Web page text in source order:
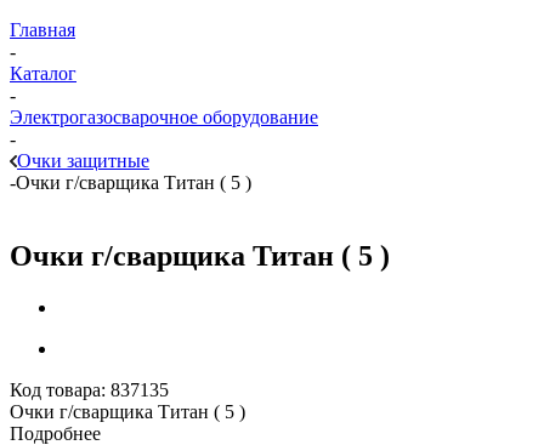
Главная
-
Каталог
-
Электрогазосварочное оборудование
-
Очки защитные
-Очки г/сварщика Титан ( 5 )
Очки г/сварщика Титан ( 5 )
Код товара: 837135
Очки г/сварщика Титан ( 5 )
Подробнее